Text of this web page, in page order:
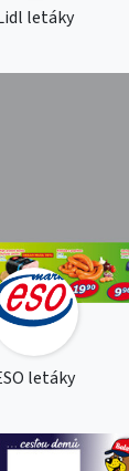
letáky
letáky